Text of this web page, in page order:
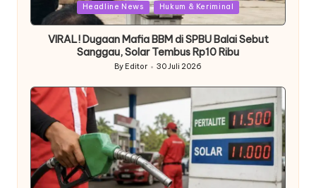
Posted
in
Headline News Hukum & Keriminal
VIRAL! Dugaan Mafia BBM di SPBU Balai Sebut
Sanggau, Solar Tembus Rp10 Ribu
Posted
by
By Editor 30 Juli 2026